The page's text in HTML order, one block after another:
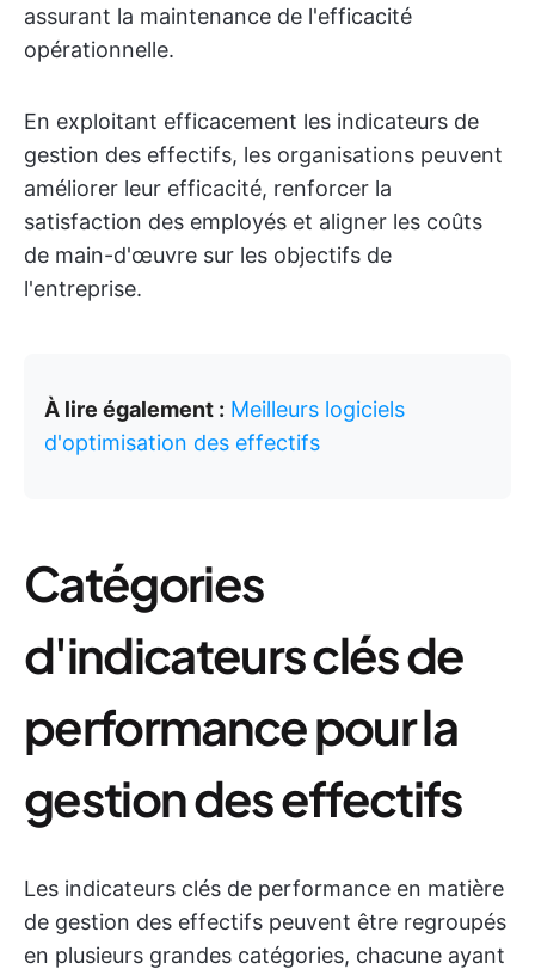
assurant la maintenance de l'efficacité
opérationnelle.
En exploitant efficacement les indicateurs de
gestion des effectifs, les organisations peuvent
améliorer leur efficacité, renforcer la
satisfaction des employés et aligner les coûts
de main-d'œuvre sur les objectifs de
l'entreprise.
À lire également : Meilleurs logiciels
d'optimisation des effectifs
Catégories
d'indicateurs clés de
performance pour la
gestion des effectifs
Les indicateurs clés de performance en matière
de gestion des effectifs peuvent être regroupés
en plusieurs grandes catégories, chacune ayant